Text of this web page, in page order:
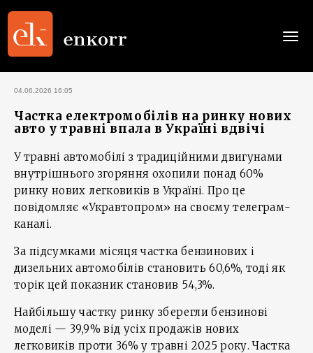
04.06.2026 16:05
Частка електромобілів на ринку нових
авто у травні впала в Україні вдвічі
У травні автомобілі з традиційними двигунами
внутрішнього згоряння охопили понад 60%
ринку нових легковиків в Україні. Про це
повідомляє «Укравтопром» на своєму телеграм-
каналі.
За підсумками місяця частка бензинових і
дизельних автомобілів становить 60,6%, тоді як
торік цей показник становив 54,3%.
Найбільшу частку ринку зберегли бензинові
моделі — 39,9% від усіх продажів нових
легковиків проти 36% у травні 2025 року. Частка